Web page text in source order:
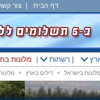
צור | דף הבית
מלונות | רשתות |
< דילים בארץ < מלונות בישראל